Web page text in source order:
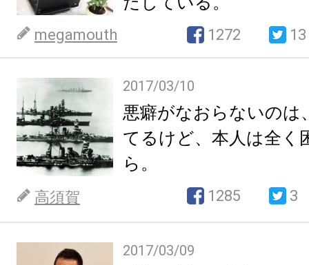
megamouth 1272 13
2017/03/10
悪癖がなおらないのは
てるけど、本人は全く
ら。
高須賀 1285 3
2017/03/09